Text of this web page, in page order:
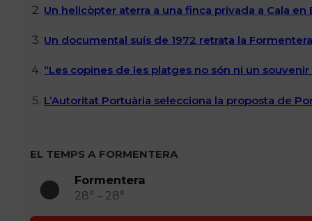
Un helicòpter aterra a una finca privada a Cala
Un documental suís de 1972 retrata la
“Les copines de les platges no són ni un
L’Autoritat Portuària selecciona la proposta de
EL TEMPS A FORMENTERA
Formentera
28° – 28°